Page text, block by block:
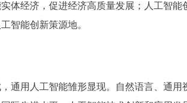
体经济，促进经济高质量发展；人工智能
智能创新策源地。
用人工智能雏形显现。自然语言、通用